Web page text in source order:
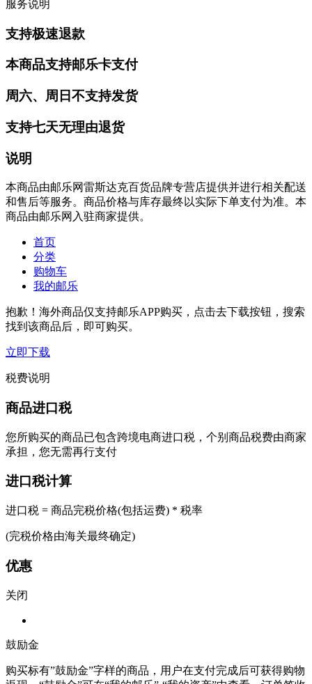
服务说明
支持极速退款
本商品支持邮乐卡支付
周六、周日不支持发货
支持七天无理由退货
说明
本商品由邮乐网雷斯达克百货品牌专营店提供并进行相关配送
和售后等服务。商品价格与库存最终以实际下单支付为准。本
商品由邮乐网入驻商家提供。
首页
分类
购物车
我的邮乐
抱歉！海外商品仅支持邮乐APP购买，点击去下载按钮，搜索
找到该商品后，即可购买。
立即下载
税费说明
商品进口税
您所购买的商品已包含跨境电商进口税，个别商品税费由商家
承担，您无需再行支付
进口税计算
进口税 = 商品完税价格(包括运费) * 税率
(完税价格由海关最终确定)
优惠
关闭
鼓励金
购买标有”鼓励金”字样的商品，用户在支付完成后可获得购物